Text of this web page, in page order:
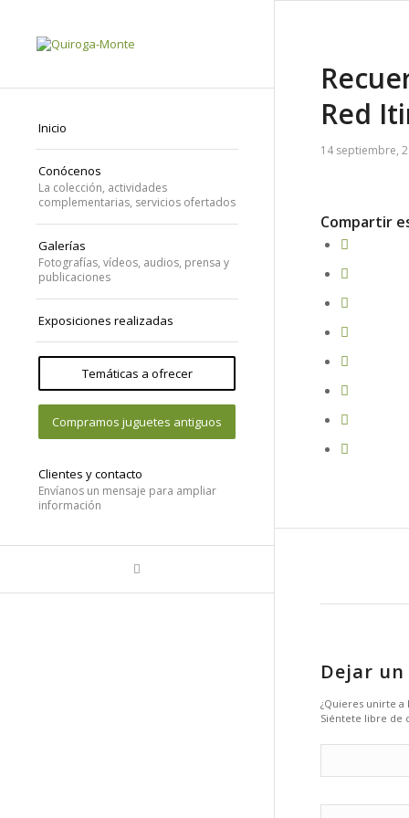
Inicio
Conócenos
La colección, actividades
complementarias, servicios ofertados
Galerías
Fotografías, vídeos, audios, prensa y
publicaciones
Exposiciones realizadas
Temáticas a ofrecer
Compramos juguetes antiguos
Clientes y contacto
Envíanos un mensaje para ampliar
información
Red
14 septiembre,
Compartir
Dejar
¿Quieres unirte a
Siéntete libre de